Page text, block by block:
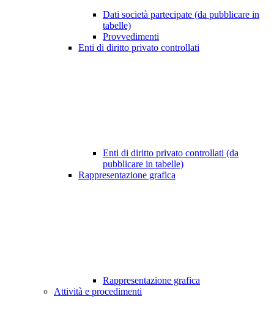
Dati società partecipate (da pubblicare in
tabelle)
Provvedimenti
Enti di diritto privato controllati
Enti di diritto privato controllati (da
pubblicare in tabelle)
Rappresentazione grafica
Rappresentazione grafica
Attività e procedimenti